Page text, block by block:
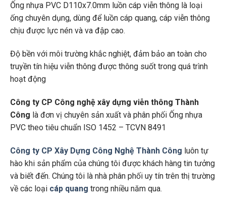
Ống nhựa PVC D110x7.0mm luồn cáp viễn thông là loại
ống chuyên dụng, dùng để luồn cáp quang, cáp viễn thông
chịu được lực nén và va đập cao.
Độ bền với môi trường khắc nghiệt, đảm bảo an toàn cho
truyền tín hiệu viễn thông được thông suốt trong quá trình
hoạt động
Công ty CP Công nghệ xây dựng viễn thông Thành
Công là đơn vị chuyên sản xuất và phân phối Ống nhựa
PVC theo tiêu chuẩn ISO 1452 – TCVN 8491
Công ty CP Xây Dựng Công Nghệ Thành Công luôn tự
hào khi sản phẩm của chúng tôi được khách hàng tin tưởng
và biết đến. Chúng tôi là nhà phân phối uy tín trên thị trường
về các loại cáp quang trong nhiều năm qua.